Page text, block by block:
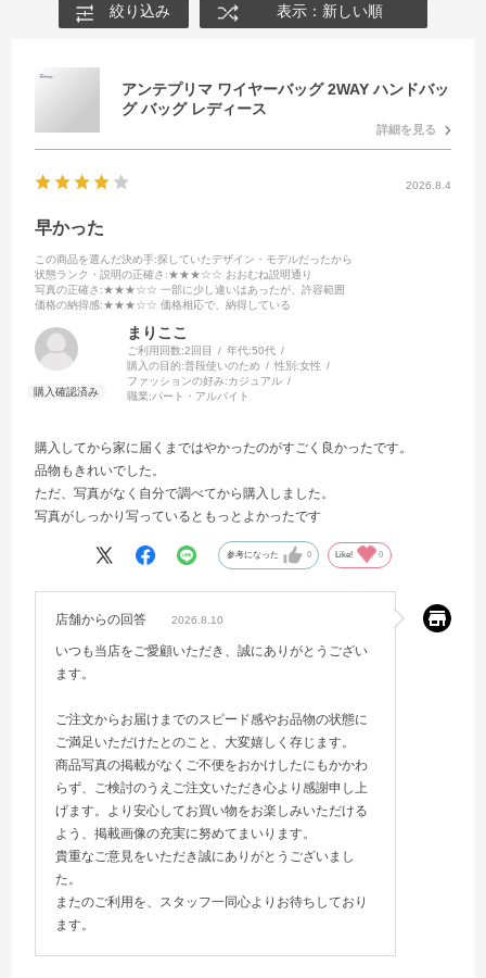
絞り込み 表示：新しい順
アンテプリマ ワイヤーバッグ 2WAY ハンドバッ
グ バッグ レディース
詳細を見る
2026.8.4
早かった
この商品を選んだ決め手:探していたデザイン・モデルだったから
状態ランク・説明の正確さ :★★★☆☆ おおむね説明通り
写真の正確さ :★★★☆☆ 一部に少し違いはあったが、許容範囲
価格の納得感:★★★☆☆ 価格相応で、納得している
まりここ
ご利用回数:2回目 年代:50代
購入の目的:普段使いのため 性別:女性
ファッションの好み:カジュアル
職業:パート・アルバイト
購入してから家に届くまではやかったのがすごく良かったです。
品物もきれいでした。
ただ、写真がなく自分で調べてから購入しました。
写真がしっかり写っているともっとよかったです
参考になった 0 Like! 0
店舗からの回答 2026.8.10
いつも当店をご愛顧いただき、誠にありがとうござい
ます。
ご注文からお届けまでのスピード感やお品物の状態に
ご満足いただけたとのこと、大変嬉しく存じます。
商品写真の掲載がなくご不便をおかけしたにもかかわ
らず、ご検討のうえご注文いただき心より感謝申し上
げます。より安心してお買い物をお楽しみいただける
よう、掲載画像の充実に努めてまいります。
貴重なご意見をいただき誠にありがとうございまし
た。
またのご利用を、スタッフ一同心よりお待ちしており
ます。